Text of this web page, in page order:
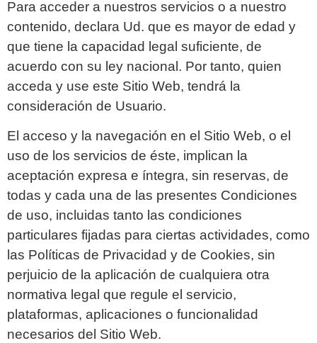
Para acceder a nuestros servicios o a nuestro
contenido, declara Ud. que es mayor de edad y
que tiene la capacidad legal suficiente, de
acuerdo con su ley nacional. Por tanto, quien
acceda y use este Sitio Web, tendrá la
consideración de Usuario.
El acceso y la navegación en el Sitio Web, o el
uso de los servicios de éste, implican la
aceptación expresa e íntegra, sin reservas, de
todas y cada una de las presentes Condiciones
de uso, incluidas tanto las condiciones
particulares fijadas para ciertas actividades, como
las Políticas de Privacidad y de Cookies, sin
perjuicio de la aplicación de cualquiera otra
normativa legal que regule el servicio,
plataformas, aplicaciones o funcionalidad
necesarios del Sitio Web.